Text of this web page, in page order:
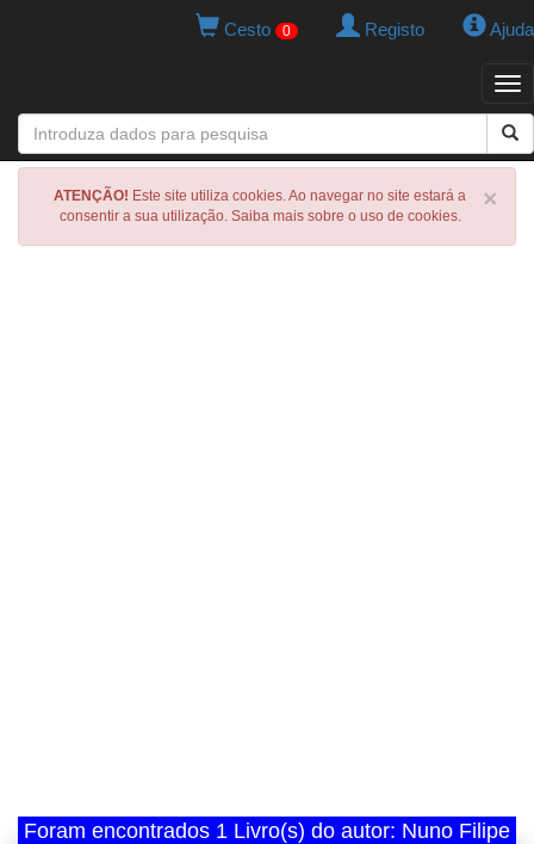
Cesto 0 Registo Ajuda
×
ATENÇÃO! Este site utiliza cookies. Ao navegar no site estará a
consentir a sua utilização. Saiba mais sobre o uso de cookies.
Foram encontrados 1 Livro(s) do autor: Nuno Filipe